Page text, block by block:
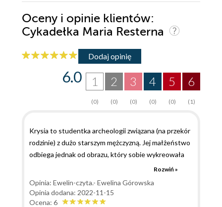
Oceny i opinie klientów:
Cykadełka Maria Resterna
Dodaj opinię
6
(1)
5
(0)
4
(0)
3
(0)
2
(0)
1
(0)
6.0
Krysia to studentka archeologii związana (na przekór
rodzinie) z dużo starszym mężczyzną. Jej małżeństwo
odbiega jednak od obrazu, który sobie wykreowała
na początku związku. Dostrzega coraz więcej wad
zaletą, coraz częściej ją przerasta i irytuje. Pod
przykrywką opieki nad ciężko chorym dziadkiem wraca
Rozwiń »
Opinia: Ewelin-czyta.- Ewelina Górowska
Opinia dodana: 2022-11-15
Ocena: 6